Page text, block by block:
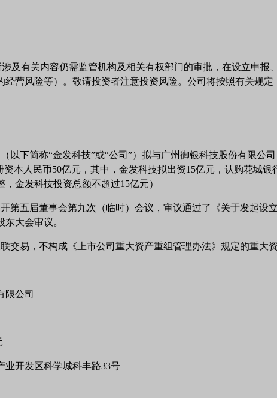
及有关内容仍需监管机构及相关有权部门的审批，在设立申
经营风险等）。敬请投资者注意投资风险。公司将按照有关规定
以下简称“金发科技”或“公司”）拟与广州御银科技股份有限
资本人民币50亿元，其中，金发科技拟出资15亿元，认购花城
金发科技投资总额不超过15亿元）
开第五届董事会第九次（临时）会议，审议通过了《关于发起
大会审议。
交易，不构成《上市公司重大资产重组管理办法》规定的重大资
限公司
业开发区科学城科丰路33号